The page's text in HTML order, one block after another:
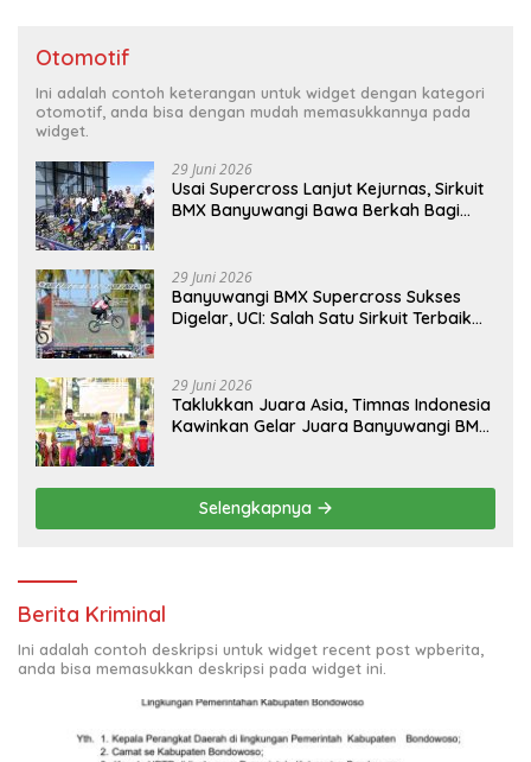
Otomotif
Ini adalah contoh keterangan untuk widget dengan kategori
otomotif, anda bisa dengan mudah memasukkannya pada
widget.
29 Juni 2026
Usai Supercross Lanjut Kejurnas, Sirkuit
BMX Banyuwangi Bawa Berkah Bagi
29 Juni 2026
Banyuwangi BMX Supercross Sukses
Digelar, UCI: Salah Satu Sirkuit Terbaik
29 Juni 2026
Taklukkan Juara Asia, Timnas Indonesia
Kawinkan Gelar Juara Banyuwangi BMX
Selengkapnya
Berita Kriminal
Ini adalah contoh deskripsi untuk widget recent post wpberita,
anda bisa memasukkan deskripsi pada widget ini.